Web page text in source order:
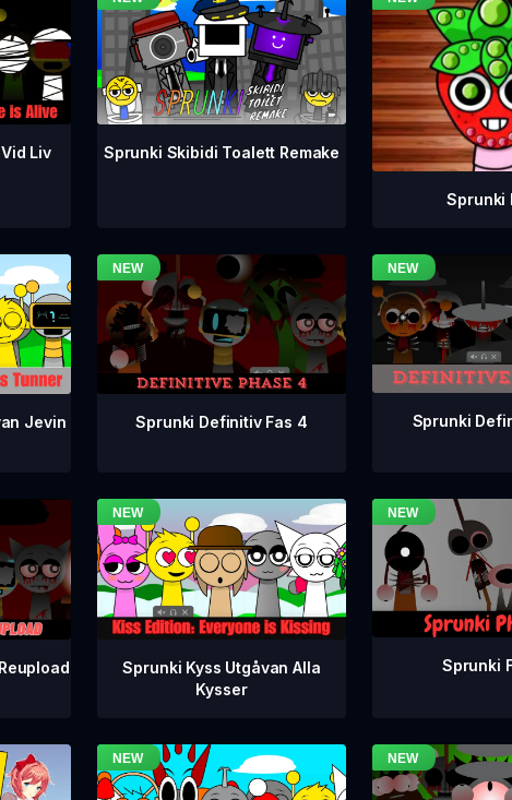
Liv Sprunki Skibidi Toalett Remake
Sprunki
Jevin
Sprunki Definitiv Fas 4 Sprunki
Sprunki Kyss Utgåvan Alla
Kysser
Sprunki